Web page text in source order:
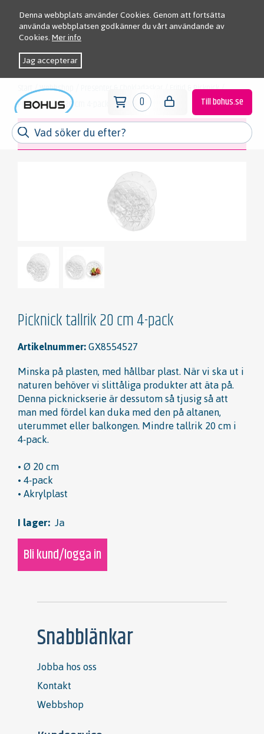
Denna webbplats använder Cookies. Genom att fortsätta
använda webbplatsen godkänner du vårt användande av
Cookies.Mer info
Jag accepterar
0 Till bohus.se
Start/Webbshop Fritid & Picknick/
Picknick tallrik 20 cm 4-pack
Meny
Picknick tallrik 20 cm 4-pack
Artikelnummer:GX8554527
Minska på plasten, med hållbar plast. När vi ska ut i
naturen behöver vi slittåliga produkter att äta på.
Denna picknickserie är dessutom så tjusig så att
man med fördel kan duka med den på altanen,
uterummet eller balkongen. Mindre tallrik 20 cm i
4-pack.
• Ø 20 cm
• 4-pack
• Akrylplast
I lager: Ja
Bli kund/logga in
Snabblänkar
Jobba hos oss
Kontakt
Webbshop